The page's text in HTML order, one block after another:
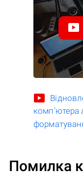
комп'ютера
Помилка